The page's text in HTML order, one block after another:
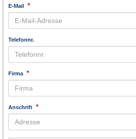
E-Mail *
Telefonnr.
Firma *
Anschrift *